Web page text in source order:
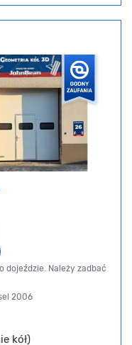
dojeździe. Należy zadbać
2006
kół)